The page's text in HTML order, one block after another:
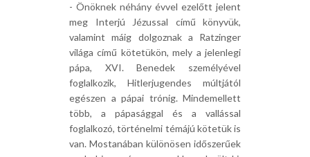
- Önöknek néhány évvel ezelőtt jelent
meg Interjú Jézussal című könyvük,
valamint máig dolgoznak a Ratzinger
világa című kötetükön, mely a jelenlegi
pápa, XVI. Benedek személyével
foglalkozik, Hitlerjugendes múltjától
egészen a pápai trónig. Mindemellett
több, a pápasággal és a vallással
foglalkozó, történelmi témájú kötetük is
van. Mostanában különösen időszerűek